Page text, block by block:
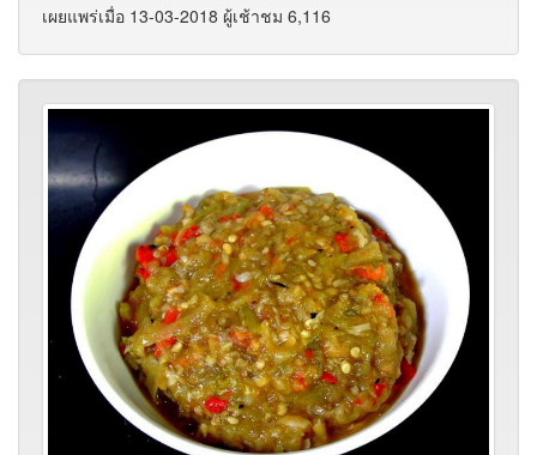
เผยแพร่เมื่อ 13-03-2018 ผู้เช้าชม 6,116